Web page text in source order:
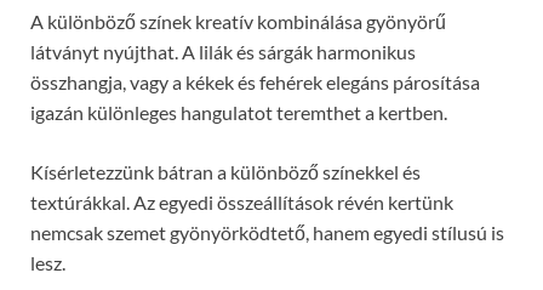
A különböző színek kreatív kombinálása gyönyörű
látványt nyújthat. A lilák és sárgák harmonikus
összhangja, vagy a kékek és fehérek elegáns párosítása
igazán különleges hangulatot teremthet a kertben.
Kísérletezzünk bátran a különböző színekkel és
textúrákkal. Az egyedi összeállítások révén kertünk
nemcsak szemet gyönyörködtető, hanem egyedi stílusú is
lesz.